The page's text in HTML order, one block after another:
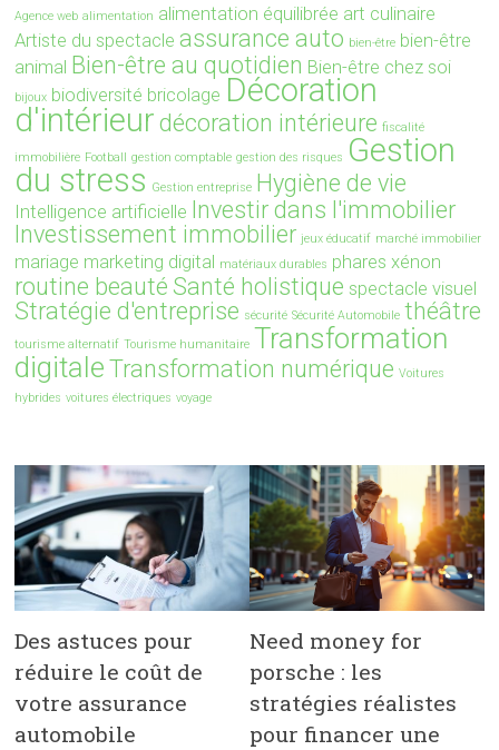
Agence web alimentation alimentation équilibrée art culinaire
Artiste du spectacle assurance auto bien-être bien-être
animal Bien-être au quotidien Bien-être chez soi
bijoux biodiversité bricolage Décoration
d'intérieur décoration intérieure fiscalité
immobilière Football gestion comptable gestion des risques Gestion
du stress Gestion entreprise Hygiène de vie
Intelligence artificielle Investir dans l'immobilier
Investissement immobilier jeux éducatif marché immobilier
mariage marketing digital matériaux durables phares xénon
routine beauté Santé holistique spectacle visuel
Stratégie d'entreprise sécurité Sécurité Automobile théâtre
tourisme alternatif Tourisme humanitaire Transformation
digitale Transformation numérique Voitures
hybrides voitures électriques voyage
Des astuces pour
réduire le coût de
votre assurance
automobile
Need money for
porsche : les
stratégies réalistes
pour financer une